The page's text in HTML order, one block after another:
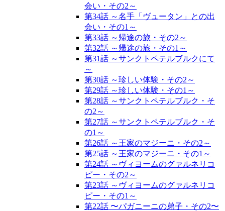
会い・その2～
第34話 ～名手「ヴュータン」との出
会い・その1～
第33話 ～帰途の旅・その2～
第32話 ～帰途の旅・その1～
第31話 ～サンクトペテルブルクにて
～
第30話 ～珍しい体験・その2～
第29話 ～珍しい体験・その1～
第28話 ～サンクトペテルブルク・そ
の2～
第27話 ～サンクトペテルブルク・そ
の1～
第26話 ～王家のマジーニ・その2～
第25話 ～王家のマジーニ・その1～
第24話 ～ヴィヨームのグァルネリコ
ピー・その2～
第23話 ～ヴィヨームのグァルネリコ
ピー・その1～
第22話 〜パガニーニの弟子・その2〜